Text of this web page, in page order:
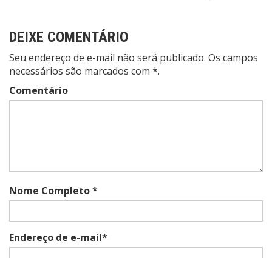
DEIXE COMENTÁRIO
Seu endereço de e-mail não será publicado. Os campos
necessários são marcados com *.
Comentário
Nome Completo *
Endereço de e-mail*